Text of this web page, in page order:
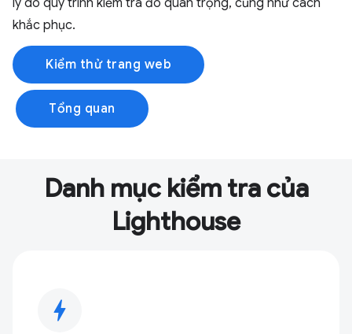
khắc phục.
Kiểm thử trang web
Tổng quan
Danh mục kiểm tra của
Lighthouse
bolt